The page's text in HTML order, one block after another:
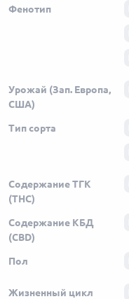
Фенотип
Урожай (Зап. Европа,
США)
Тип сорта
Содержание ТГК
(THC)
Содержание КБД
(CBD)
Пол
Жизненный цикл